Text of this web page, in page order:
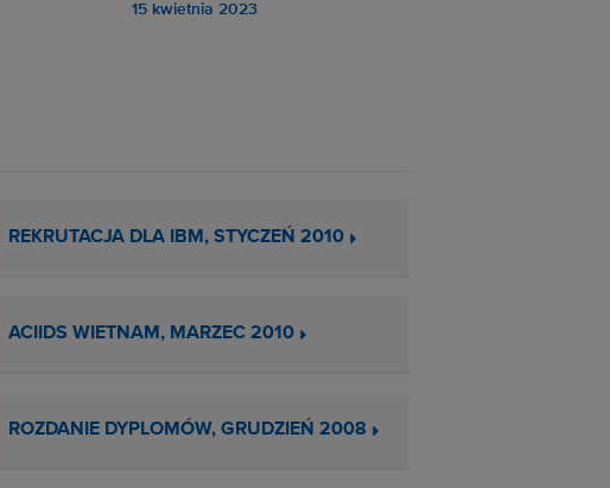
REKRUTACJA DLA IBM, STYCZEŃ 2010
ACIIDS WIETNAM, MARZEC 2010
ROZDANIE DYPLOMÓW, GRUDZIEŃ 2008